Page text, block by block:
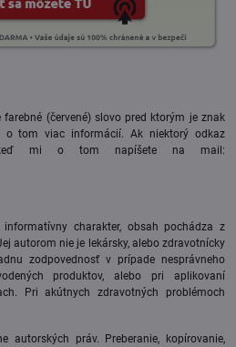
(červené) slovo pred ktorým je znak
tom viac informácií. Ak niektorý odkaz
keď mi o tom napíšete na mail:
charakter, obsah pochádza z
autorom nie je lekársky, alebo zdravotnícky
zodpovednosť v prípade nesprávneho
produktov, alebo pri aplikovaní
Pri akútnych zdravotných problémoch
autorských práv. Preberanie, kopírovanie,